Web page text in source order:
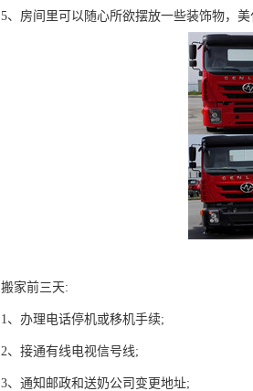
5、房间里可以随心所欲摆放一些装饰物，美
搬家前三天:
1、办理电话停机或移机手续;
2、接通有线电视信号线;
3、通知邮政和送奶公司变更地址;